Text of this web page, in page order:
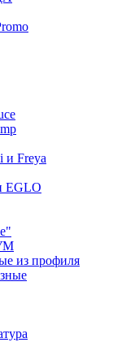
и Freya
EGLO
из профиля